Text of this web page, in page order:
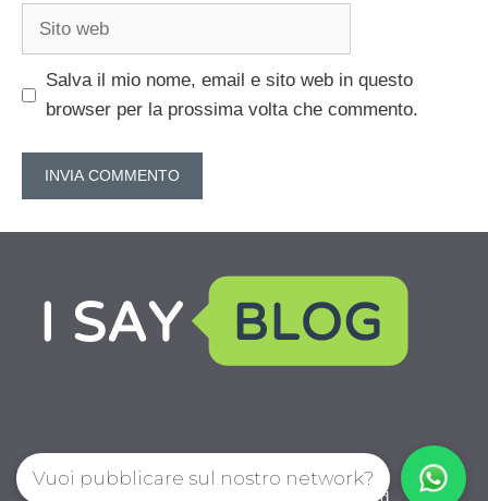
Sito
Salva il mio nome, email e sito web in questo
browser per la prossima volta che commento.
IoChiamo.com © 2026. All right reserverd.
Vuoi pubblicare sul nostro network?